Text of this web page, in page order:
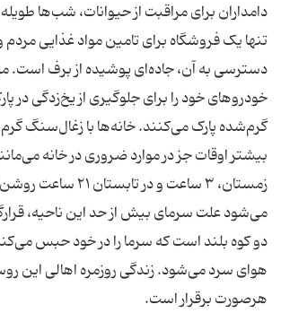
دامداران برای مراقبت از حیوانات، شب‌ها
تنها یک فروشگاه برای تامین مواد غذایی مردم
دسترسی به آن، جاده‌ای پوشیده از برف است.
خودروهای خود را برای جلوگیری از یخ‌زدگی در
گرم‌شده پارک می‌کنند. خانه‌ها با زغال‌سنگ
بیشتر اوقات جز در موارد ضروری در خانه
زمستان، ۳ ساعت و در
می‌شودعلت سرمای بیش از حد این ناحیه،
دو کوه بلند است که سرما را در خود حبس
هوای سرد می‌شود.زندگی روزمره اهالی این
هرصورت برقرار است.